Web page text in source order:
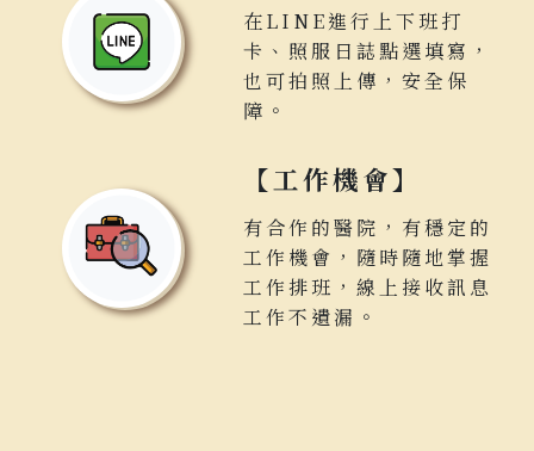
在LINE進行上下班打
卡、照服日誌點選填寫，
也可拍照上傳，安全保
障。
【工作機會】
有合作的醫院，有穩定的
工作機會，隨時隨地掌握
工作排班，線上接收訊息
工作不遺漏。